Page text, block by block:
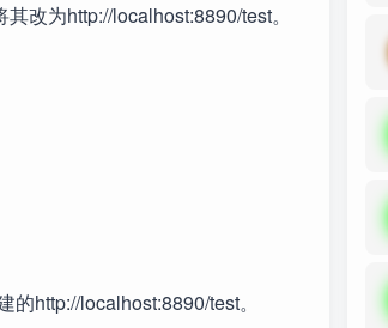
改为http://localhost:8890/test。
http://localhost:8890/test。